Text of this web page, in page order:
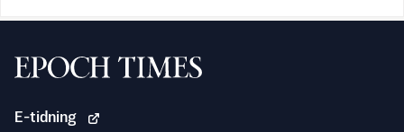
Svenska Epoch Times
E-tidning